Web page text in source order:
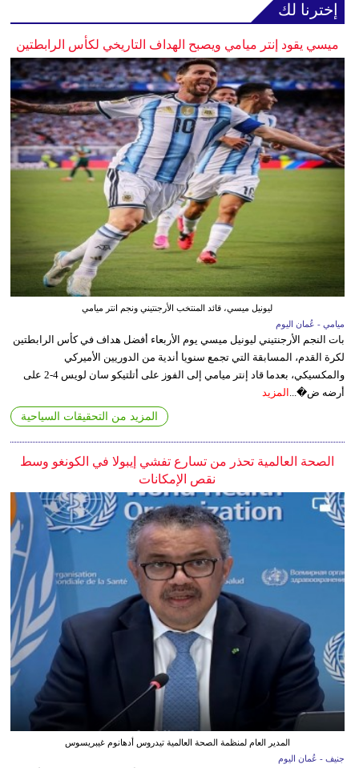
إخترنا لك
ميسي يقود إنتر ميامي ويصبح الهداف التاريخي لكأس الرابطتين
ليونيل ميسي، قائد المنتخب الأرجنتيني ونجم انتر ميامي
ميامي - عُمان اليوم
بات النجم الأرجنتيني ليونيل ميسي يوم الأربعاء أفضل هداف في كأس الرابطتين
لكرة القدم، المسابقة التي تجمع سنويا أندية من الدوريين الأميركي
والمكسيكي، بعدما قاد إنتر ميامي إلى الفوز على أتلتيكو سان لويس 4-2 على
أرضه ض�... المزيد
المزيد من التحقيقات السياحية
الصحة العالمية تحذر من تسارع تفشي إيبولا في الكونغو وسط
نقص الإمكانات
المدير العام لمنظمة الصحة العالمية تيدروس أدهانوم غيبريسوس
جنيف - عُمان اليوم